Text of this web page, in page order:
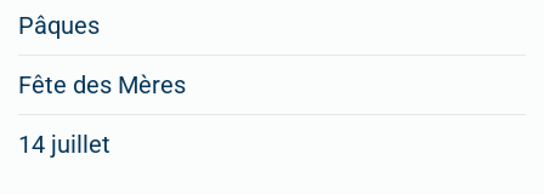
Pâques
Fête des Mères
14 juillet